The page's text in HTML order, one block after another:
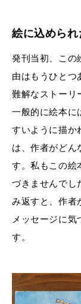
絵に込められ
発刊当初、この
由はもうひとつ
難解なストーリ
一般的に絵本に
すいように描か
は、作者がどん
す。私もこの絵
づきませんでし
み返すと、作者
メッセージに気
す。